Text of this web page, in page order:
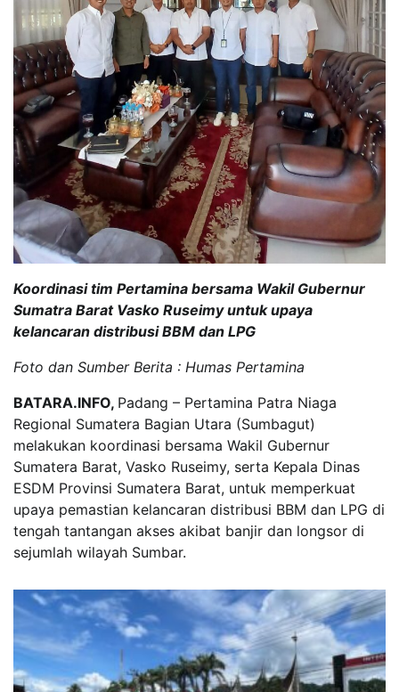
Koordinasi tim Pertamina bersama Wakil Gubernur
Sumatra Barat Vasko Ruseimy untuk upaya
kelancaran distribusi BBM dan LPG
Foto dan Sumber Berita : Humas Pertamina
BATARA.INFO, Padang – Pertamina Patra Niaga
Regional Sumatera Bagian Utara (Sumbagut)
melakukan koordinasi bersama Wakil Gubernur
Sumatera Barat, Vasko Ruseimy, serta Kepala Dinas
ESDM Provinsi Sumatera Barat, untuk memperkuat
upaya pemastian kelancaran distribusi BBM dan LPG di
tengah tantangan akses akibat banjir dan longsor di
sejumlah wilayah Sumbar.